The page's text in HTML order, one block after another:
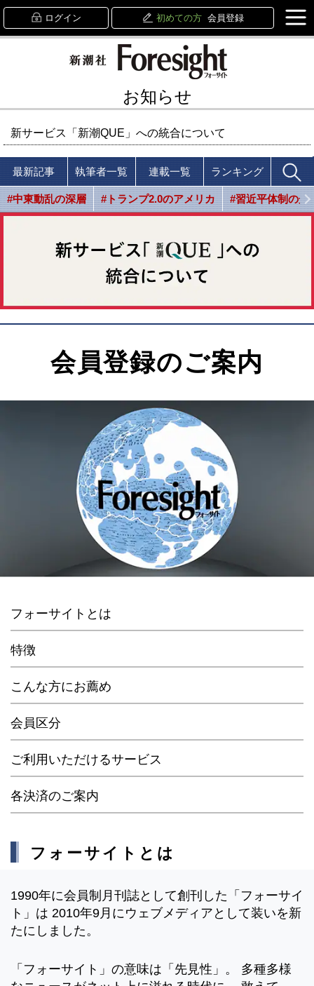
ログイン 初めての方 会員登録
お知らせ
新サービス「新潮QUE」への統合について
最新記事 執筆者一覧 連載一覧 ランキング
#中東動乱の深層 #トランプ2.0のアメリカ #習近平体制の光
会員登録のご案内
フォーサイトとは
特徴
こんな方にお薦め
会員区分
ご利用いただけるサービス
各決済のご案内
フォーサイトとは
1990年に会員制月刊誌として創刊した「フォーサイ
ト」は 2010年9月にウェブメディアとして装いを新
たにしました。
「フォーサイト」の意味は「先見性」。 多種多様